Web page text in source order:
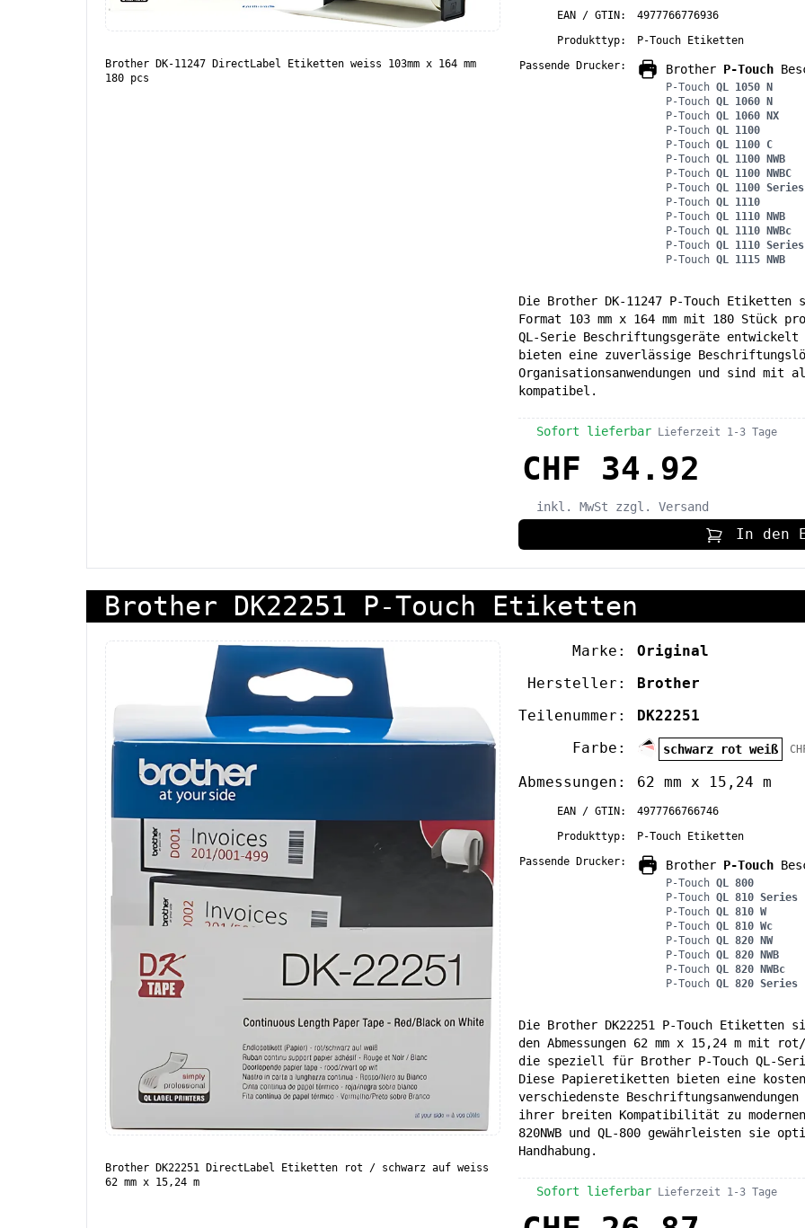
Brother DK-11247 DirectLabel Etiketten weiss 103mm x 164 mm
180 pcs
EAN / GTIN:
4977766776936
Produkttyp:
P-Touch Etiketten
Passende Drucker:
Brother P-Touch
P-Touch QL 1050 N
P-Touch QL 1060 N
P-Touch QL 1060 NX
P-Touch QL 1100
P-Touch QL 1100 C
P-Touch QL 1100 NWB
P-Touch QL 1100 NWBC
P-Touch QL 1100 Series
P-Touch QL 1110
P-Touch QL 1110 NWB
P-Touch QL 1110 NWBc
P-Touch QL 1110 Series
P-Touch QL 1115 NWB
Die Brother DK-11247 P-Touch
Format 103 mm x 164 mm mit 180
QL-Serie Beschriftungsgeräte
bieten eine zuverlässige
Organisationsanwendungen und sind mit
kompatibel.
Sofort lieferbar Lieferzeit 1-3 Tage
CHF 34.92
inkl. MwSt zzgl. Versand
In den
Brother DK22251 P-Touch Etiketten
Brother DK22251 DirectLabel Etiketten rot / schwarz auf weiss
62 mm x 15,24 m
Marke:
Original
Hersteller:
Brother
Teilenummer:
DK22251
Farbe:
schwarz rot weiß
Abmessungen: 62 mm x 15,24 m
EAN / GTIN:
4977766766746
Produkttyp:
P-Touch Etiketten
Passende Drucker:
Brother P-Touch
P-Touch QL 800
P-Touch QL 810 Series
P-Touch QL 810 W
P-Touch QL 810 Wc
P-Touch QL 820 NW
P-Touch QL 820 NWB
P-Touch QL 820 NWBc
P-Touch QL 820 Series
Die Brother DK22251 P-Touch
den Abmessungen 62 mm x 15,24 m mit
die speziell für Brother P-Touch QL-
Diese Papieretiketten bieten eine
verschiedenste
ihrer breiten Kompatibilität zu modernen
820NWB und QL-800 gewährleisten sie
Handhabung.
Sofort lieferbar Lieferzeit 1-3 Tage